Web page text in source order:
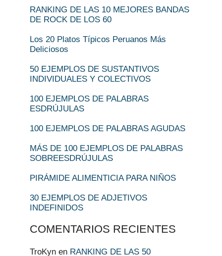
RANKING DE LAS 10 MEJORES BANDAS
DE ROCK DE LOS 60
Los 20 Platos Típicos Peruanos Más
Deliciosos
50 EJEMPLOS DE SUSTANTIVOS
INDIVIDUALES Y COLECTIVOS
100 EJEMPLOS DE PALABRAS
ESDRÚJULAS
100 EJEMPLOS DE PALABRAS AGUDAS
MÁS DE 100 EJEMPLOS DE PALABRAS
SOBREESDRÚJULAS
PIRÁMIDE ALIMENTICIA PARA NIÑOS
30 EJEMPLOS DE ADJETIVOS
INDEFINIDOS
COMENTARIOS RECIENTES
TroKyn en RANKING DE LAS 50